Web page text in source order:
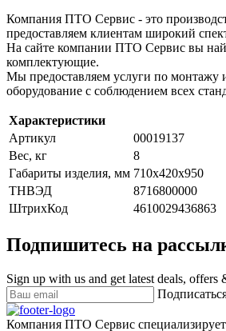
Компания ПТО Сервис - это
предоставляем клиентам широкий
На сайте компании ПТО Сервис вы
комплектующие.
Мы предоставляем услуги по монтажу
оборудование с соблюдением всех
Характеристики
Артикул
00019137
Вес, кг
8
Габариты изделия, мм 710х420х950
ТНВЭД
8716800000
ШтрихКод
4610029436863
Подпишитесь на
Sign up with us and get latest deals, offers
Компания ПТО Сервис